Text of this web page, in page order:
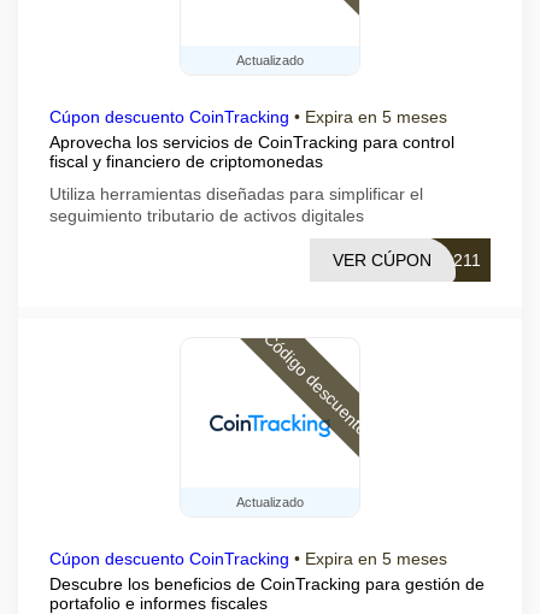
Actualizado
Cúpon descuento CoinTracking • Expira en 5 meses
Aprovecha los servicios de CoinTracking para control
fiscal y financiero de criptomonedas
Utiliza herramientas diseñadas para simplificar el
seguimiento tributario de activos digitales
0211
VER CÚPON
Actualizado
Código descuento
Cúpon descuento CoinTracking • Expira en 5 meses
Descubre los beneficios de CoinTracking para gestión de
portafolio e informes fiscales